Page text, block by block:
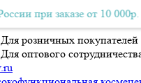
Для розничных покупателей
Для оптового
всей России при заказе
заказе от 10 000р.